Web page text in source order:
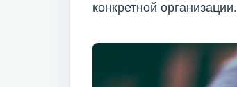
конкретной организации.